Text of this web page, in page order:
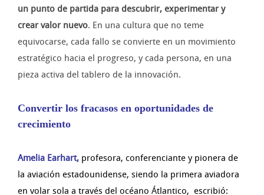
un punto de partida para descubrir, experimentar y
crear valor nuevo. En una cultura que no teme
equivocarse, cada fallo se convierte en un movimiento
estratégico hacia el progreso, y cada persona, en una
pieza activa del tablero de la innovación.
Convertir los fracasos en oportunidades de
crecimiento
Amelia Earhart, profesora, conferenciante y pionera de
la aviación estadounidense, siendo la primera aviadora
en volar sola a través del océano Átlantico, escribió: